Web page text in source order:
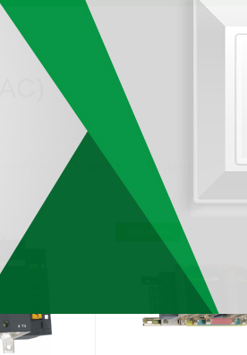
По цене По наличию
НОВИНКА